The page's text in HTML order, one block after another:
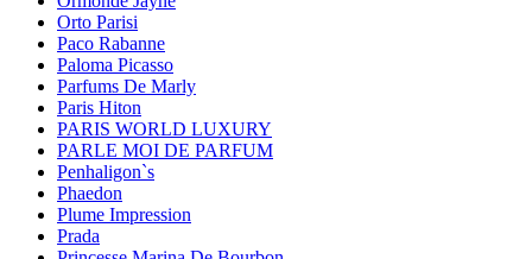
Orto Parisi
Paco Rabanne
Paloma Picasso
Parfums De Marly
Paris Hiton
PARIS WORLD LUXURY
PARLE MOI DE PARFUM
Penhaligon`s
Phaedon
Plume Impression
Prada